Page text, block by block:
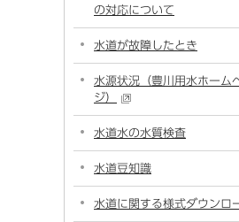
の対応について
水道が故障したとき
水源状況（豊川用水ホーム
ジ）
水道水の水質検査
水道豆知識
水道に関する様式ダウンロ